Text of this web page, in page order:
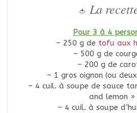
🍅 La
Pour 3 à 4
– 250 g de tofu aux
– 500 g de
– 200 g de
– 1 gros oignon (ou
– 4 cuil. à soupe de sauce
and lemon »
– 4 cuil. à soupe